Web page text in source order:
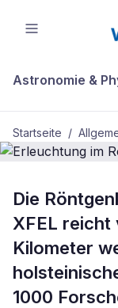
Astronomie &
Startseite /
Die
XFEL reicht
Kilometer
1000